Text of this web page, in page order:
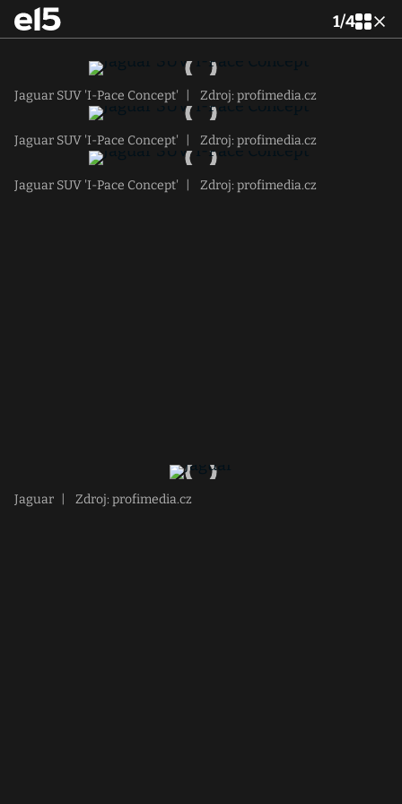
1/4
Jaguar SUV 'I-Pace Concept' Zdroj: profimedia.cz
Jaguar SUV 'I-Pace Concept' Zdroj: profimedia.cz
Jaguar SUV 'I-Pace Concept' Zdroj: profimedia.cz
Jaguar Zdroj: profimedia.cz